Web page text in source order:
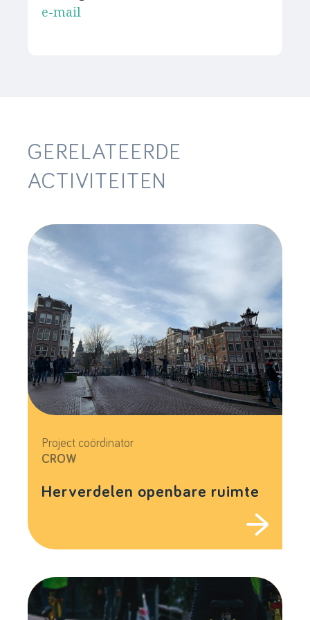
e-mail
GERELATEERDE
ACTIVITEITEN
Project coördinator
CROW
Herverdelen openbare ruimte